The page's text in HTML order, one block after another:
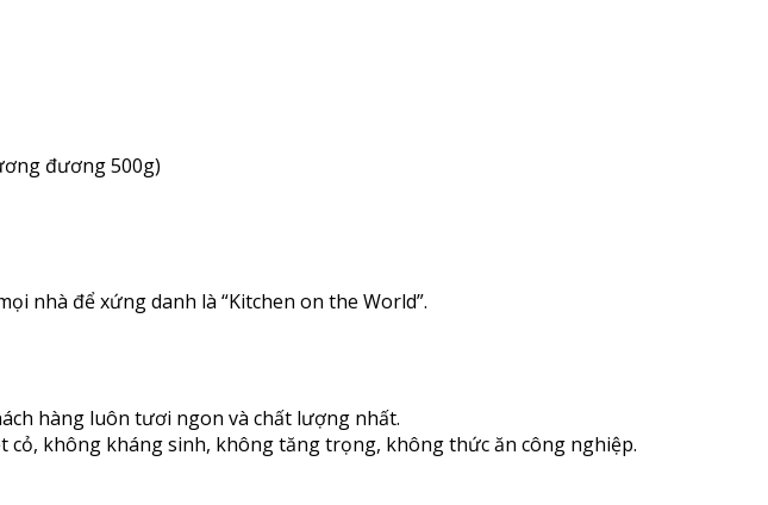
đương 500g)
nhà để xứng danh là “Kitchen on the World”.
hàng luôn tươi ngon và chất lượng nhất.
cỏ, không kháng sinh, không tăng trọng, không thức ăn công nghiệp.